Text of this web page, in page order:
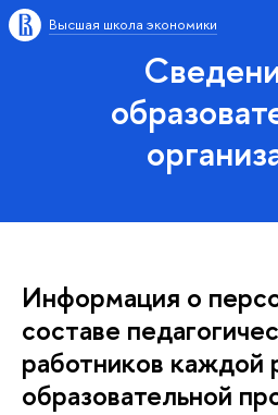
Высшая школа экономики
Информация о
составе
работников каждой
образовательной